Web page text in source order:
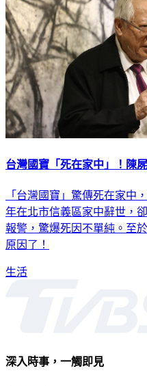
台灣國寶「死在家中」！陳
「台灣國寶」驚傳死在家中
年在北市信義區家中辭世，
報警，驚爆死因不單純。至
原因了！
生活
深入時事，一觸即見